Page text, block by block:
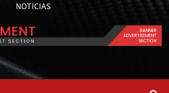
NOTICIAS